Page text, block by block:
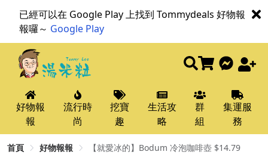
已經可以在 Google Play 上找到 Tommydeals 好物報
報囉～ Google Play
好物報
報
流行時
尚
挖寶
趣
生活攻
略
群
組
集運服
務
首頁 好物報報 【就愛冰的】Bodum 冷泡咖啡壺 $14.79